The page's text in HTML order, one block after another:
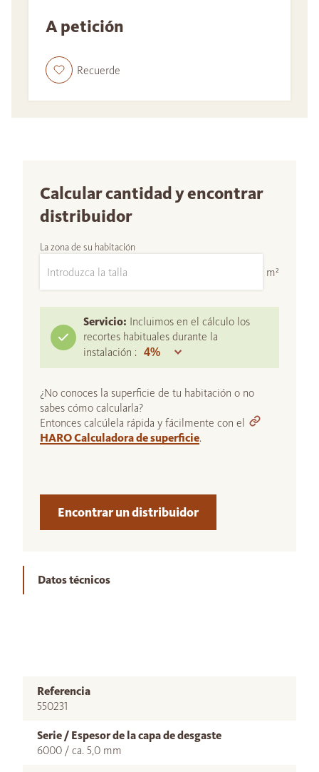
A petición
Recuerde
Calcular cantidad y encontrar
distribuidor
La zona de su habitación
m²
Servicio: Incluimos en el cálculo los
recortes habituales durante la
instalación :
¿No conoces la superficie de tu habitación o no
sabes cómo calcularla?
Entonces calcúlela rápida y fácilmente con el
HARO Calculadora de superficie.
Encontrar un distribuidor
Datos técnicos
Referencia
550231
Serie / Espesor de la capa de desgaste
6000 / ca. 5,0 mm